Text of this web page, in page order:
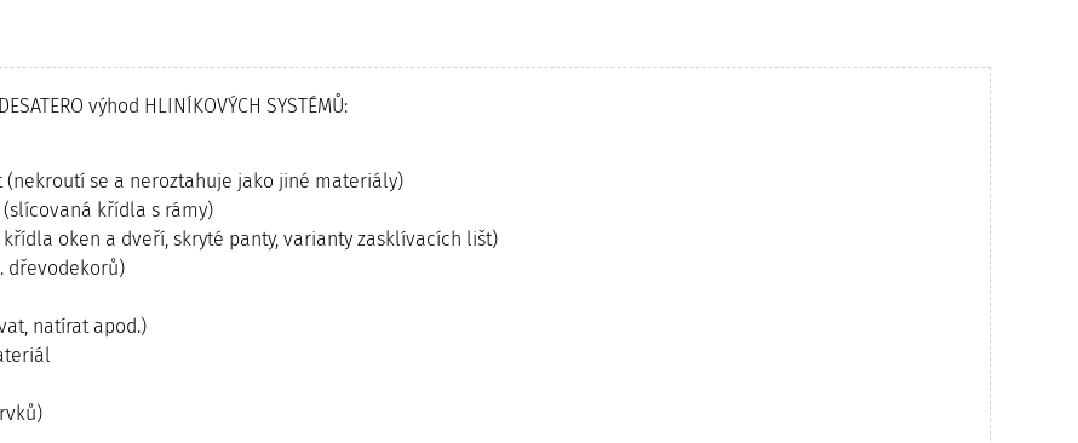
výhod HLINÍKOVÝCH SYSTÉMŮ:
(nekroutí se a neroztahuje jako jiné materiály)
křídla s rámy)
oken a dveří, skryté panty, varianty zasklívacích lišt)
dřevodekorů)
natírat apod.)